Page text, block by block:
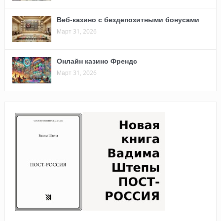
Веб-казино с бездепозитными бонусами
Март 31, 2026
Онлайн казино Френдс
Март 31, 2026